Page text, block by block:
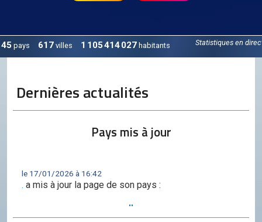
ORGANES DE L'OCGC
Conseil de l'OCGC
Histoire
Politique
Statistiques en
45 pays 617 villes 1 105 414 027 habitants
Dernières actualités
Pays mis à jour
le 17/01/2026 à 16:42
. a mis à jour la page de son pays :
..